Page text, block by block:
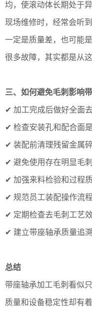
均，使滚动体长期处于
现场维修时，经常会听
一定是质量差，也可能是
很多故障，其实都是从
三、如何避免毛刺影响
✔ 加工完成后做好全面
✔ 检查安装孔和配合面
✔ 装配前清理残留金属碎
✔ 避免使用存在明显毛
✔ 加强来料检验和过程质
✔ 规范员工装配操作流程
✔ 定期检查去毛刺工艺效
✔ 建立带座轴承质量追溯
总结
带座轴承加工毛刺看似
质量和设备稳定性却有